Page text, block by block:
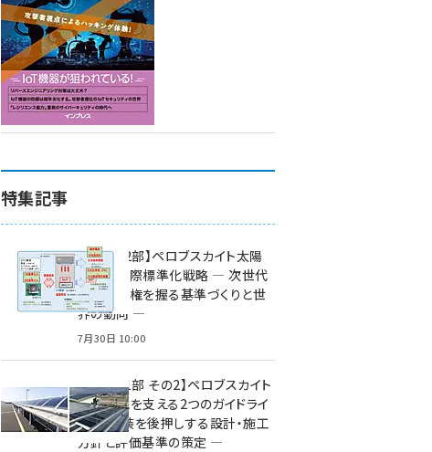
特集記事
特集【第2部】ペロブスカイト太陽
電池の国際標準化戦略 ― 次世代
市場の覇権を握る基準づくりと世
界の動向 ―
7月30日 10:00
特集【第1部 その2】ペロブスカイト
太陽電池を支える2つのガイドライ
ン ― 実装を後押しする設計・施工
方針と評価基準の策定 ―